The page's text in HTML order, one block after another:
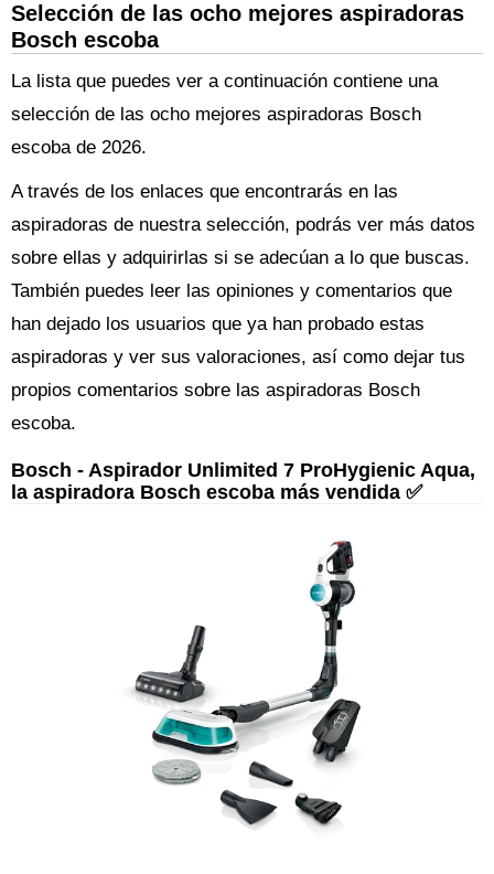
Selección de las ocho mejores aspiradoras
Bosch escoba
La lista que puedes ver a continuación contiene una
selección de las ocho mejores aspiradoras Bosch
escoba de 2026.
A través de los enlaces que encontrarás en las
aspiradoras de nuestra selección, podrás ver más datos
sobre ellas y adquirirlas si se adecúan a lo que buscas.
También puedes leer las opiniones y comentarios que
han dejado los usuarios que ya han probado estas
aspiradoras y ver sus valoraciones, así como dejar tus
propios comentarios sobre las aspiradoras Bosch
escoba.
Bosch - Aspirador Unlimited 7 ProHygienic Aqua,
la aspiradora Bosch escoba más vendida ✅